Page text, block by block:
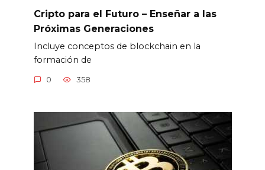
Cripto para el Futuro – Enseñar a las
Próximas Generaciones
Incluye conceptos de blockchain en la
formación de
0 358